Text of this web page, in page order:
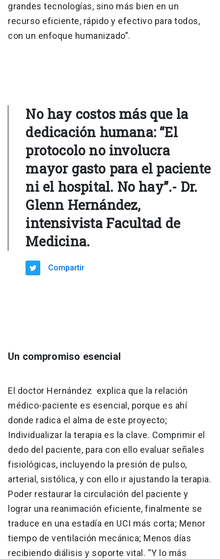
grandes tecnologías, sino más bien en un
recurso eficiente, rápido y efectivo para todos,
con un enfoque humanizado”.
No hay costos más que la
dedicación humana: “El
protocolo no involucra
mayor gasto para el paciente
ni el hospital. No hay”.- Dr.
Glenn Hernández,
intensivista Facultad de
Medicina.
Compartir
Un compromiso esencial
El doctor Hernández explica que la relación
médico-paciente es esencial, porque es ahí
donde radica el alma de este proyecto;
Individualizar la terapia es la clave. Comprimir el
dedo del paciente, para con ello evaluar señales
fisiológicas, incluyendo la presión de pulso,
arterial, sistólica, y con ello ir ajustando la terapia.
Poder restaurar la circulación del paciente y
lograr una reanimación eficiente, finalmente se
traduce en una estadía en UCI más corta; Menor
tiempo de ventilación mecánica; Menos días
recibiendo diálisis y soporte vital. “Y lo más